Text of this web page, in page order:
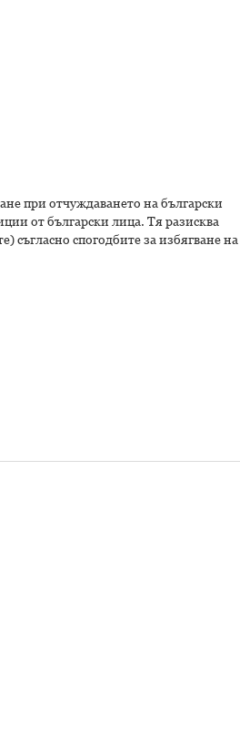
при отчуждаването на български
от български лица. Тя разисква
съгласно спогодбите за избягване на